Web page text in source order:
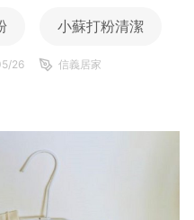
小蘇打粉清潔
26 信義居家